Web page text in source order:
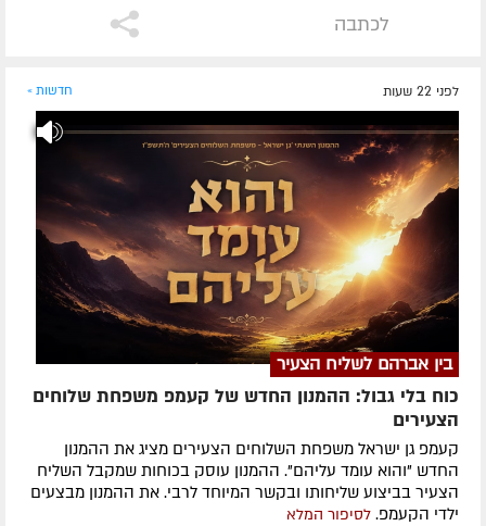
לכתבה
לפני 22 שעות חדשות »
בין אברהם לשליח הצעיר
כוח בלי גבול: ההמנון החדש של קעמפ משפחת שלוחים
הצעירים
קעמפ גן ישראל משפחת השלוחים הצעירים מציג את ההמנון
החדש "והוא עומד עליהם". ההמנון עוסק בכוחות שמקבל השליח
הצעיר בביצוע שליחותו ובקשר המיוחד לרבי. את ההמנון מבצעים
ילדי הקעמפ. לסיפור המלא